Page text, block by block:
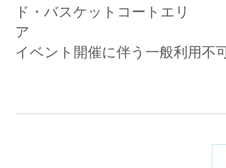
ド・バスケットコートエリ
イベント開催に伴う一般利用不